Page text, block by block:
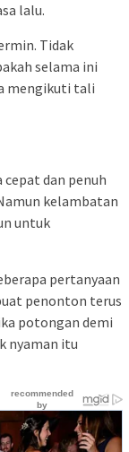
lalu.
Tidak
selama ini
mengikuti tali
dan penuh
kelambatan
untuk
pertanyaan
penonton terus
potongan demi
nyaman itu